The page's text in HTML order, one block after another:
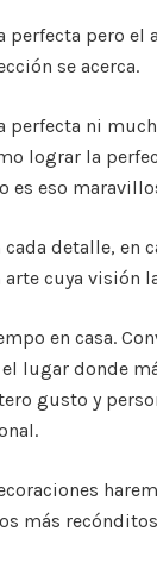
perfecta pero el
se acerca.
perfecta ni
lograr la
es eso
detalle, en
cuya visión
en casa.
lugar donde
gusto y
más